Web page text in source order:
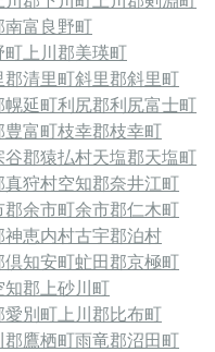
南富良野町
町 上川郡美瑛町
郡清里町斜里郡斜里町
幌延町利尻郡利尻富士町
豊富町枝幸郡枝幸町
谷郡猿払村天塩郡天塩町
真狩村空知郡奈井江町
郡余市町余市郡仁木町
神恵内村古宇郡泊村
倶知安町虻田郡京極町
知郡上砂川町
愛別町 上川郡比布町
郡鷹栖町雨竜郡沼田町